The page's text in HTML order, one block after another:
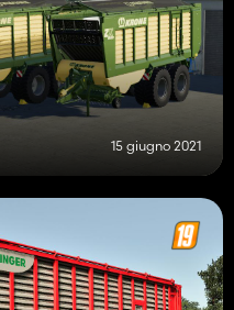
15 giugno 2021